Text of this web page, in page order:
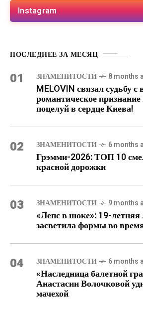
Instagram
ПОСЛЕДНЕЕ ЗА МЕСЯЦ
01 ЗНАМЕНИТОСТИ 8 months
MELOVIN связал судьбу с
романтическое
поцелуй в сердце Киева!
02 ЗНАМЕНИТОСТИ 6 months
Грэмми-2026: ТОП 10
красной дорожки
03 ЗНАМЕНИТОСТИ 9 months
«Лепс в шоке»: 19-
засветила формы во
04 ЗНАМЕНИТОСТИ 6 months
«Наследница балетной
Анастасии Волочковой
мачехой